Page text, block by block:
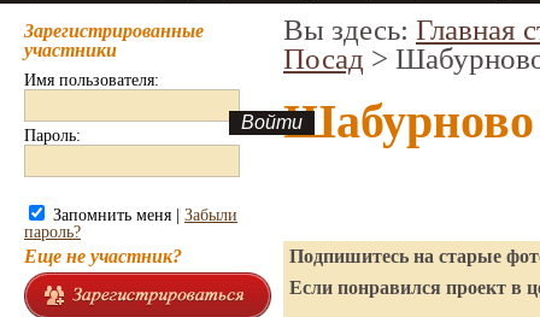
Зарегистрированные
участники
Имя пользователя:
Пароль:
Запомнить меня | Забыли
пароль?
Еще не участник?
Вы здесь: Главная
Посад >
Шабурново
Подпишитесь на старые
Если понравился проект в